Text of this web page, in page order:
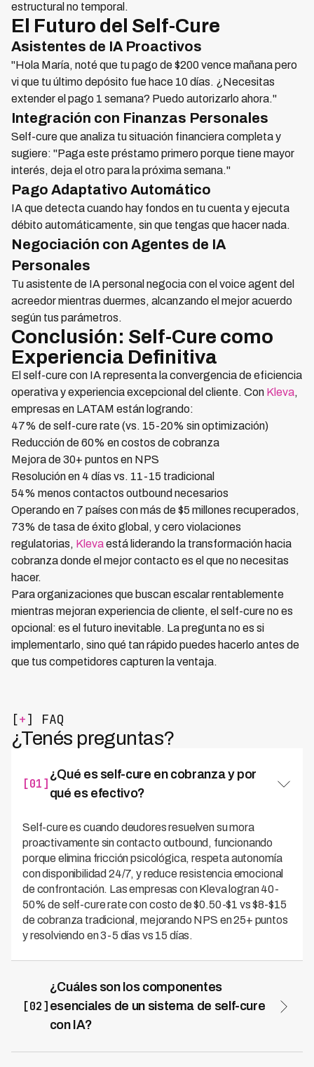
estructural no temporal.
El Futuro del Self-Cure
Asistentes de IA Proactivos
"Hola María, noté que tu pago de $200 vence mañana pero
vi que tu último depósito fue hace 10 días. ¿Necesitas
extender el pago 1 semana? Puedo autorizarlo ahora."
Integración con Finanzas Personales
Self-cure que analiza tu situación financiera completa y
sugiere: "Paga este préstamo primero porque tiene mayor
interés, deja el otro para la próxima semana."
Pago Adaptativo Automático
IA que detecta cuando hay fondos en tu cuenta y ejecuta
débito automáticamente, sin que tengas que hacer nada.
Negociación con Agentes de IA
Personales
Tu asistente de IA personal negocia con el voice agent del
acreedor mientras duermes, alcanzando el mejor acuerdo
según tus parámetros.
Conclusión: Self-Cure como
Experiencia Definitiva
El self-cure con IA representa la convergencia de eficiencia
operativa y experiencia excepcional del cliente. Con Kleva,
empresas en LATAM están logrando:
47% de self-cure rate (vs. 15-20% sin optimización)
Reducción de 60% en costos de cobranza
Mejora de 30+ puntos en NPS
Resolución en 4 días vs. 11-15 tradicional
54% menos contactos outbound necesarios
Operando en 7 países con más de $5 millones recuperados,
73% de tasa de éxito global, y cero violaciones
regulatorias, Klevaestá liderando la transformación hacia
cobranza donde el mejor contacto es el que no necesitas
hacer.
Para organizaciones que buscan escalar rentablemente
mientras mejoran experiencia de cliente, el self-cure no es
opcional: es el futuro inevitable. La pregunta no es si
implementarlo, sino qué tan rápido puedes hacerlo antes de
que tus competidores capturen la ventaja.
[+] FAQ
¿Tenés preguntas?
[01]
¿Qué es self-cure en cobranza y por
qué es efectivo?
Self-cure es cuando deudores resuelven su mora
proactivamente sin contacto outbound, funcionando
porque elimina fricción psicológica, respeta autonomía
con disponibilidad 24/7, y reduce resistencia emocional
de confrontación. Las empresas con Kleva logran 40-
50% de self-cure rate con costo de $0.50-$1 vs $8-$15
de cobranza tradicional, mejorando NPS en 25+ puntos
y resolviendo en 3-5 días vs 15 días.
[02]
¿Cuáles son los componentes
esenciales de un sistema de self-cure
con IA?